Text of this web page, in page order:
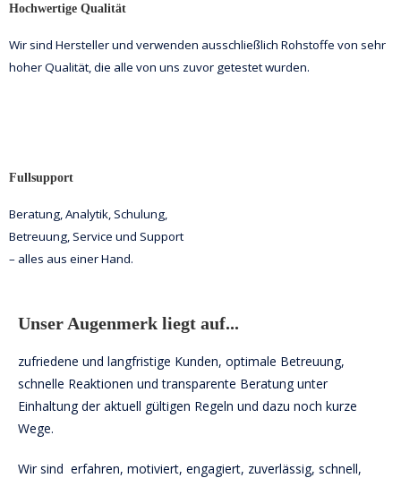
Hochwertige Qualität
Wir sind Hersteller und verwenden ausschließlich Rohstoffe von sehr
hoher Qualität,die alle von uns zuvor getestet wurden.
Fullsupport
Beratung, Analytik, Schulung,
Betreuung, Service und Support
– alles aus einer Hand.
Unser Augenmerk liegt auf...
zufriedene und langfristige Kunden, optimale Betreuung,
schnelle Reaktionen und transparente Beratung unter
Einhaltung der aktuell gültigen Regeln und dazu noch kurze
Wege.
Wir sind erfahren, motiviert, engagiert, zuverlässig, schnell,